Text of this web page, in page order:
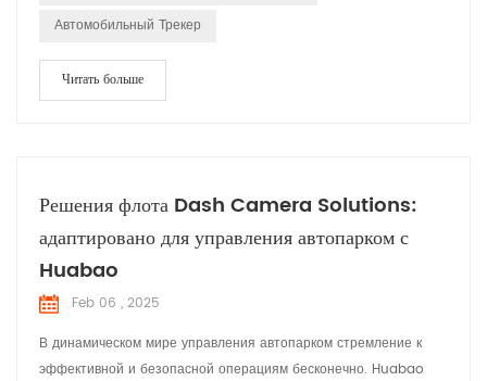
Автомобильный Трекер
Читать больше
Решения флота Dash Camera Solutions:
адаптировано для управления автопарком с
Huabao
Feb 06 , 2025
В динамическом мире управления автопарком стремление к
эффективной и безопасной операциям бесконечно. Huabao